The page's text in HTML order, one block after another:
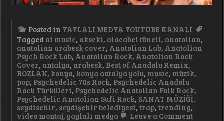
Posted in YAYLALI MEDYA YOUTUBE KANALI
Tagged ai music, akseki, alacabel tüneli, anatolian,
anatolian arabesk cover, Anatolian Lab, Anatolian
Psych Rock Lab, Anatolian Rock, Anatolian Rock
Cover, antalya, arabesk, Best of Anadolu Remix,
BOZLAK, konya, konya antalya yolu, musıc, müzik,
pop, Psychedelic 70s Rock, Psychedelic Anadolu
Rock Türküleri, Psychedelic Anatolian Folk Rock,
Psychedelic Anatolian Sufi Rock, SANAT MÜZİĞİ,
seydisehir, seydişehir belediyesi, trap, trending,
video montaj, yaylalı medya Leave a Commenton